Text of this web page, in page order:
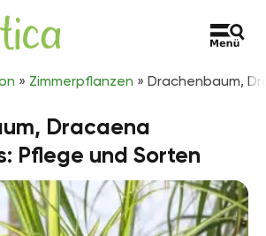
» Zimmerpflanzen » Drachenbaum,
Dracaena
Pflege und Sorten